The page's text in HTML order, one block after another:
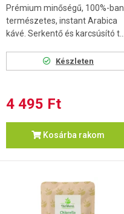
Prémium minőségű, 100%-ban
természetes, instant Arabica
kávé. Serkentő és karcsúsító t...
Készleten
4 495 Ft
Kosárba rakom